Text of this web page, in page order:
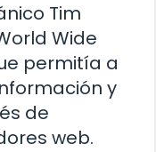
Tim
Wide
permitía a
y
de
web.